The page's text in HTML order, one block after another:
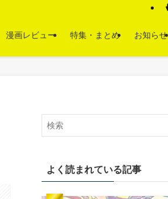
漫画レビュー 特集・まとめ お知らせ
よく読まれている記事